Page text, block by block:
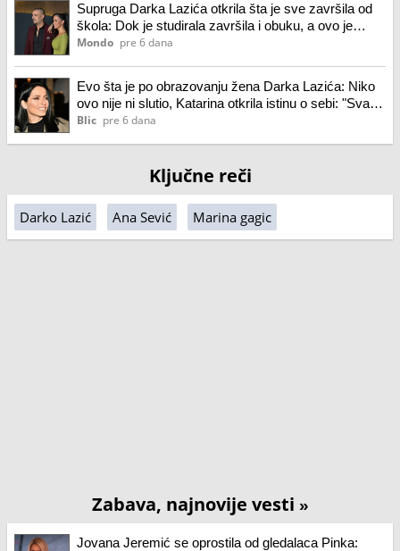
Supruga Darka Lazića otkrila šta je sve završila od
škola: Dok je studirala završila i obuku, a ovo je
presudilo
Mondo pre 6 dana
Evo šta je po obrazovanju žena Darka Lazića: Niko
ovo nije ni slutio, Katarina otkrila istinu o sebi: "Svaki
posao koji sam radila volela sam i svakom bih se
Blic pre 6 dana
Ključne reči
Darko Lazić Ana Sević Marina gagic
Zabava, najnovije vesti »
Jovana Jeremić se oprostila od gledalaca Pinka: